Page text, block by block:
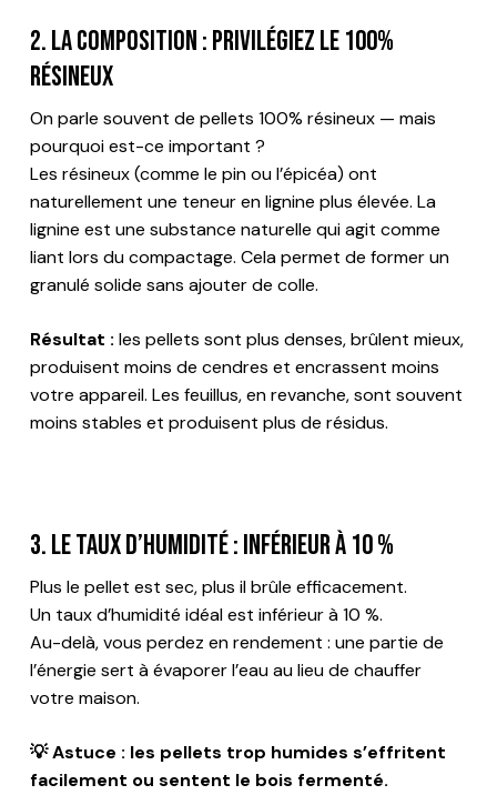
2. La composition : privilégiez le 100%
résineux
On parle souvent de pellets 100% résineux — mais
pourquoi est-ce important ?
Les résineux (comme le pin ou l’épicéa) ont
naturellement une teneur en lignine plus élevée. La
lignine est une substance naturelle qui agit comme
liant lors du compactage. Cela permet de former un
granulé solide sans ajouter de colle.
Résultat : les pellets sont plus denses, brûlent mieux,
produisent moins de cendres et encrassent moins
votre appareil. Les feuillus, en revanche, sont souvent
moins stables et produisent plus de résidus.
3. Le taux d’humidité : inférieur à 10 %
Plus le pellet est sec, plus il brûle efficacement.
Un taux d’humidité idéal est inférieur à 10 %.
Au-delà, vous perdez en rendement : une partie de
l’énergie sert à évaporer l’eau au lieu de chauffer
votre maison.
💡 Astuce : les pellets trop humides s’effritent
facilement ou sentent le bois fermenté.